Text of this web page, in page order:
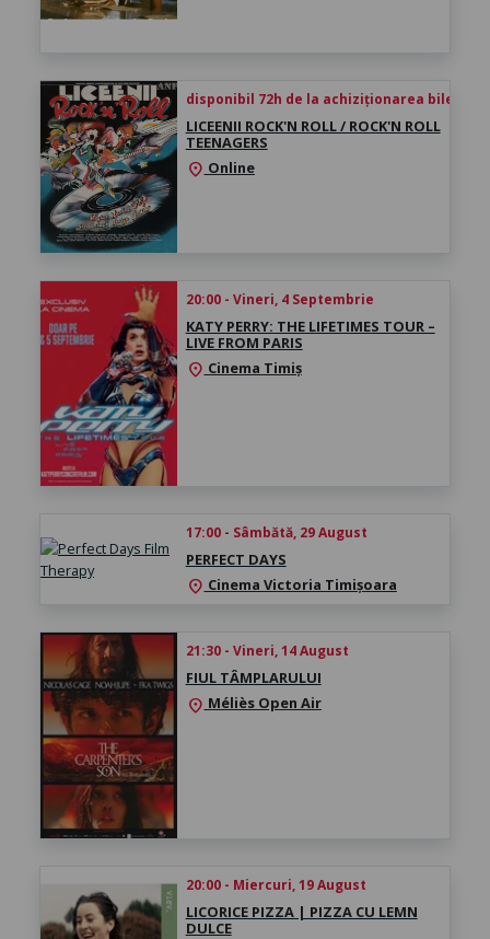
disponibil 72h de la achiziționarea biletului
LICEENII ROCK'N ROLL / ROCK'N ROLL
TEENAGERS
location_on Online
20:00 - Vineri, 4 Septembrie
KATY PERRY: THE LIFETIMES TOUR –
LIVE FROM PARIS
location_on Cinema Timiș
17:00 - Sâmbătă, 29 August
PERFECT DAYS
location_on Cinema Victoria Timișoara
21:30 - Vineri, 14 August
FIUL TÂMPLARULUI
location_on Méliès Open Air
20:00 - Miercuri, 19 August
LICORICE PIZZA | PIZZA CU LEMN
DULCE